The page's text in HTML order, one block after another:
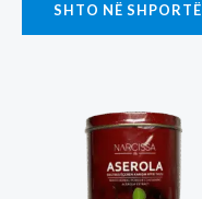
SHTO NË SHPORTË